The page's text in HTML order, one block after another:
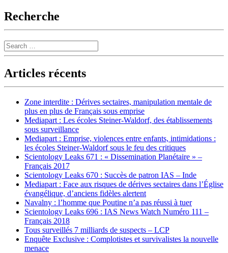
Recherche
Search
Articles récents
Zone interdite : Dérives sectaires, manipulation mentale de
plus en plus de Français sous emprise
Mediapart : Les écoles Steiner-Waldorf, des établissements
sous surveillance
Mediapart : Emprise, violences entre enfants, intimidations :
les écoles Steiner-Waldorf sous le feu des critiques
Scientology Leaks 671 : « Dissemination Planétaire » –
Français 2017
Scientology Leaks 670 : Succès de patron IAS – Inde
Mediapart : Face aux risques de dérives sectaires dans l’Église
évangélique, d’anciens fidèles alertent
Navalny : l’homme que Poutine n’a pas réussi à tuer
Scientology Leaks 696 : IAS News Watch Numéro 111 –
Français 2018
Tous surveillés 7 milliards de suspects – LCP
Enquête Exclusive : Complotistes et survivalistes la nouvelle
menace